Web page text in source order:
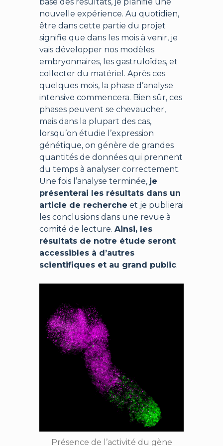
nouvelle expérience. Au quotidien,
être dans cette partie du projet
signifie que dans les mois à venir, je
vais développer nos modèles
embryonnaires, les gastruloïdes, et
collecter du matériel. Après ces
quelques mois, la phase d’analyse
intensive commencera. Bien sûr, ces
phases peuvent se chevaucher,
mais dans la plupart des cas,
lorsqu’on étudie l’expression
génétique, on génère de grandes
quantités de données qui prennent
du temps à analyser correctement.
Une fois l’analyse terminée, je
présenterai les résultats dans un
article de recherche et je publierai
les conclusions dans une revue à
comité de lecture. Ainsi, les
résultats de notre étude seront
accessibles à d’autres
scientifiques et au grand public.
Présence de l’activité du gène